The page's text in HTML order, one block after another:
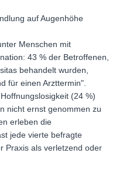
auf Augenhöhe
Menschen mit
43 % der Betroffenen,
behandelt wurden,
für einen Arzttermin".
(24 %)
nicht ernst genommen zu
erleben die
jede vierte befragte
Praxis als verletzend oder